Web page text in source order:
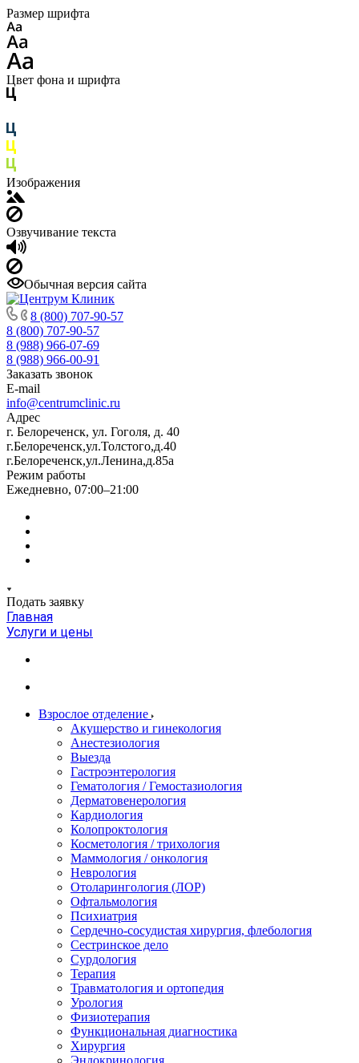
Размер шрифта
Цвет фона и шрифта
Изображения
Озвучивание текста
Обычная версия сайта
8 (800) 707-90-57
8 (800) 707-90-57
8 (988) 966-07-69
8 (988) 966-00-91
Заказать звонок
E-mail
info@centrumclinic.ru
Адрес
г. Белореченск, ул. Гоголя, д. 40
г.Белореченск,ул.Толстого,д.40
г.Белореченск,ул.Ленина,д.85а
Режим работы
Ежедневно, 07:00–21:00
Подать заявку
Главная
Услуги и цены
Взрослое отделение
Акушерство и гинекология
Анестезиология
Выезда
Гастроэнтерология
Гематология / Гемостазиология
Дерматовенерология
Кардиология
Колопроктология
Косметология / трихология
Маммология / онкология
Неврология
Отоларингология (ЛОР)
Офтальмология
Психиатрия
Сердечно-сосудистая хирургия, флебология
Сестринское дело
Сурдология
Терапия
Травматология и ортопедия
Урология
Физиотерапия
Функциональная диагностика
Хирургия
Эндокринология